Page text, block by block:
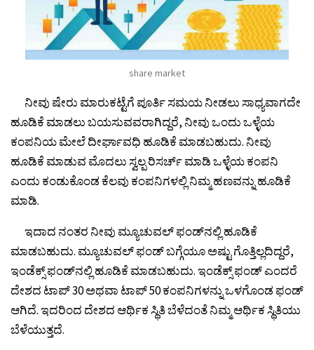
share market
ನೀವು ಷೇರು ಮಾರುಕಟ್ಟೆಗೆ ಪೂರ್ತಿ ಸಮಯ ನೀಡಲು ಸಾಧ್ಯವಾಗದೇ
ಹೂಡಿಕೆ ಮಾಡಲು ಬಯಸುವವರಾಗಿದ್ದರೆ, ನೀವು ಒಂದು ಒಳ್ಳೆಯ
ಕಂಪನಿಯ ಮೇಲೆ ದೀರ್ಘಾವಧಿ ಹೂಡಿಕೆ ಮಾಡಬಹುದು. ನೀವು
ಹೂಡಿಕೆ ಮಾಡುವ ಮೊದಲು ಸ್ವಲ್ಪ ರಿಸರ್ಚ್ ಮಾಡಿ ಒಳ್ಳೆಯ ಕಂಪನಿ
ಎಂದು ಕಂಡುಕೊಂಡ ಕೆಲವು ಕಂಪನಿಗಳಲ್ಲಿ ನಿಮ್ಮ ಹಣವನ್ನು ಹೂಡಿಕೆ
ಮಾಡಿ.
ಇದಾದ ನಂತರ ನೀವು ಮ್ಯೂಚುವಲ್ ಫಂಡ್‌ನಲ್ಲಿ ಹೂಡಿಕೆ
ಮಾಡಬಹುದು. ಮ್ಯೂಚುವಲ್ ಫಂಡ್ ಬಗ್ಗೆಯೂ ಅಷ್ಟು ಗೊತ್ತಿಲ್ಲದಿದ್ದರೆ,
ಇಂಡೆಕ್ಸ್ ಫಂಡ್‌ನಲ್ಲಿ ಹೂಡಿಕೆ ಮಾಡಬಹುದು. ಇಂಡೆಕ್ಸ್ ಫಂಡ್ ಎಂದರೆ
ದೇಶದ ಟಾಪ್ 30 ಅಥವಾ ಟಾಪ್ 50 ಕಂಪನಿಗಳನ್ನು ಒಳಗೊಂಡ ಫಂಡ್
ಆಗಿದೆ. ಇದರಿಂದ ದೇಶದ ಆರ್ಥಿಕ ಸ್ಥಿತಿ ಬೆಳೆದಂತೆ ನಿಮ್ಮ ಆರ್ಥಿಕ ಸ್ಥಿತಿಯು
ಬೆಳೆಯುತ್ತದೆ.